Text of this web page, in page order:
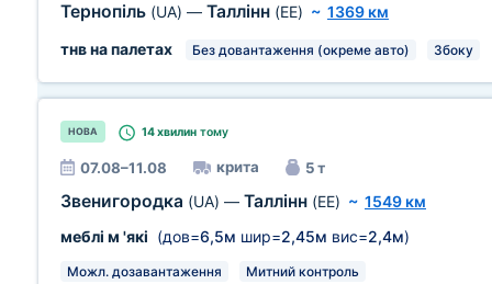
Тернопіль (UA) — Таллінн (EE) ~ 1369 км
тнв на палетах
Без довантаження (окреме авто) Збоку
НОВА 14 хвилин тому
07.08–11.08 крита 5 т
Звенигородка (UA) — Таллінн (EE) ~ 1549 км
меблі м 'які (дов=6,5м шир=2,45м вис=2,4м)
Можл. дозавантаження Митний контроль